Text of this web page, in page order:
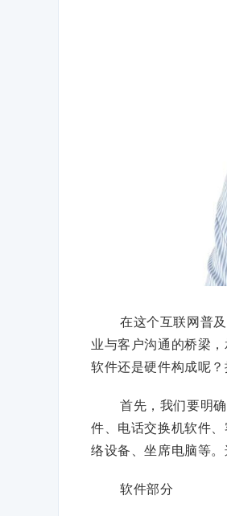
在这个互联网普
业与客户沟通的桥梁
软件还是硬件构成呢？
首先，我们要明
件、电话交换机软件
络设备、坐席电脑等
软件部分